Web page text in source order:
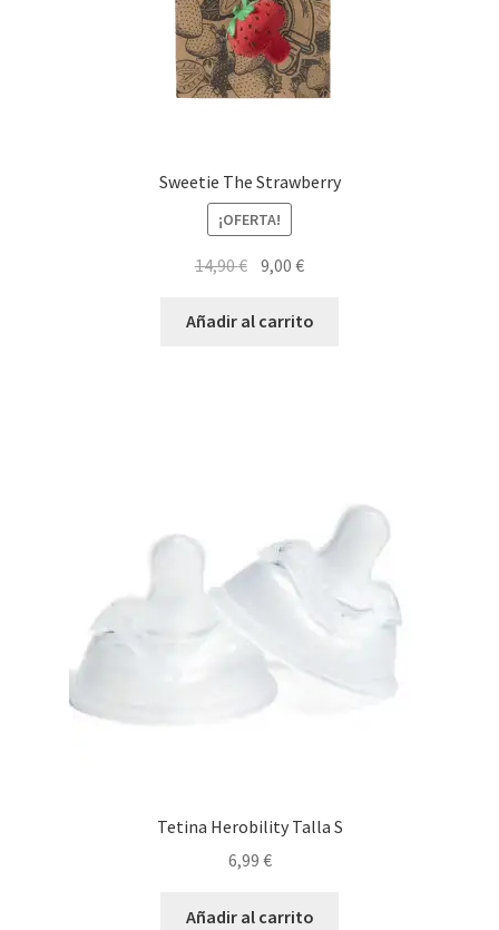
Sweetie The Strawberry
¡OFERTA!
14,90€ El
original
9,00€El
actual
Añadir al carrito
Tetina Herobility Talla S
6,99 €
Añadir al carrito